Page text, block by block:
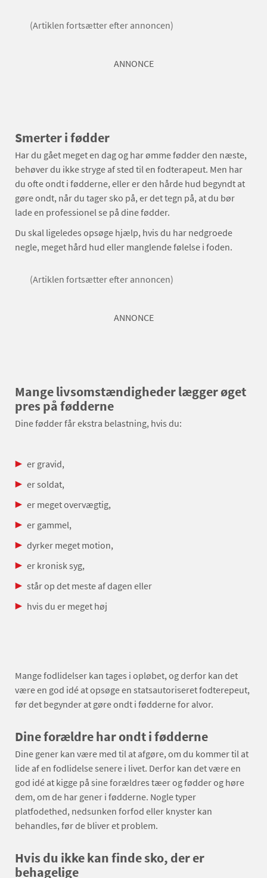
(Artiklen fortsætter efter annoncen)
ANNONCE
Smerter i fødder
Har du gået meget en dag og har ømme fødder den næste,
behøver du ikke stryge af sted til en fodterapeut. Men har
du ofte ondt i fødderne, eller er den hårde hud begyndt at
gøre ondt, når du tager sko på, er det tegn på, at du bør
lade en professionel se på dine fødder.
Du skal ligeledes opsøge hjælp, hvis du har nedgroede
negle, meget hård hud eller manglende følelse i foden.
(Artiklen fortsætter efter annoncen)
ANNONCE
Mange livsomstændigheder lægger øget
pres på fødderne
Dine fødder får ekstra belastning, hvis du:
er gravid,
er soldat,
er meget overvægtig,
er gammel,
dyrker meget motion,
er kronisk syg,
står op det meste af dagen eller
hvis du er meget høj
Mange fodlidelser kan tages i opløbet, og derfor kan det
være en god idé at opsøge en statsautoriseret fodterepeut,
før det begynder at gøre ondt i fødderne for alvor.
Dine forældre har ondt i fødderne
Dine gener kan være med til at afgøre, om du kommer til at
lide af en fodlidelse senere i livet. Derfor kan det være en
god idé at kigge på sine forældres tæer og fødder og høre
dem, om de har gener i fødderne. Nogle typer
platfodethed, nedsunken forfod eller knyster kan
behandles, før de bliver et problem.
Hvis du ikke kan finde sko, der er
behagelige